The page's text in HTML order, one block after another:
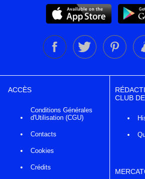
ACCÈS
Conditions Générales
d'Utilisation (CGU)
Contacts
Cookies
Crédits
CLUB